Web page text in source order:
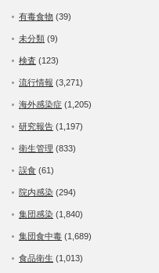
有毒食物 (39)
未分類 (9)
検査 (123)
流行情報 (3,271)
海外感染症 (1,205)
研究報告 (1,197)
衛生管理 (833)
誤食 (61)
院内感染 (294)
集団感染 (1,840)
集団食中毒 (1,689)
食品衛生 (1,013)